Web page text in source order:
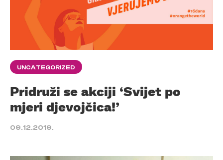
UNCATEGORIZED
Pridruži se akciji ‘Svijet po
mjeri djevojčica!’
09.12.2019.